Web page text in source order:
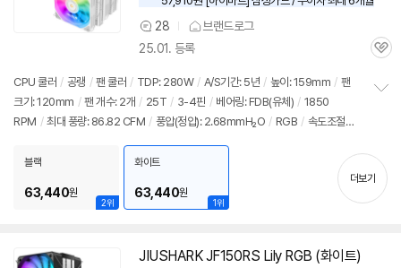
상
품
견
28
브랜드로그
25.01. 등록
관
CPU 쿨러 / 공랭 / 팬 쿨러 / TDP: 280W / A/S기간: 5년 / 높이: 159mm / 팬
크기: 120mm / 팬 개수: 2개 / 25T / 3-4핀 / 베어링: FDB(유체) / 1850
RPM / 최대 풍량: 86.82 CFM / 풍압(정압): 2.68mmH₂O / RGB / 속도조절스
12.8W/(m·K)
기
2위
블랙
63,440원
1위
화이트
63,440원
더보기
JIUSHARKJF150RS Lily RGB (화이트)